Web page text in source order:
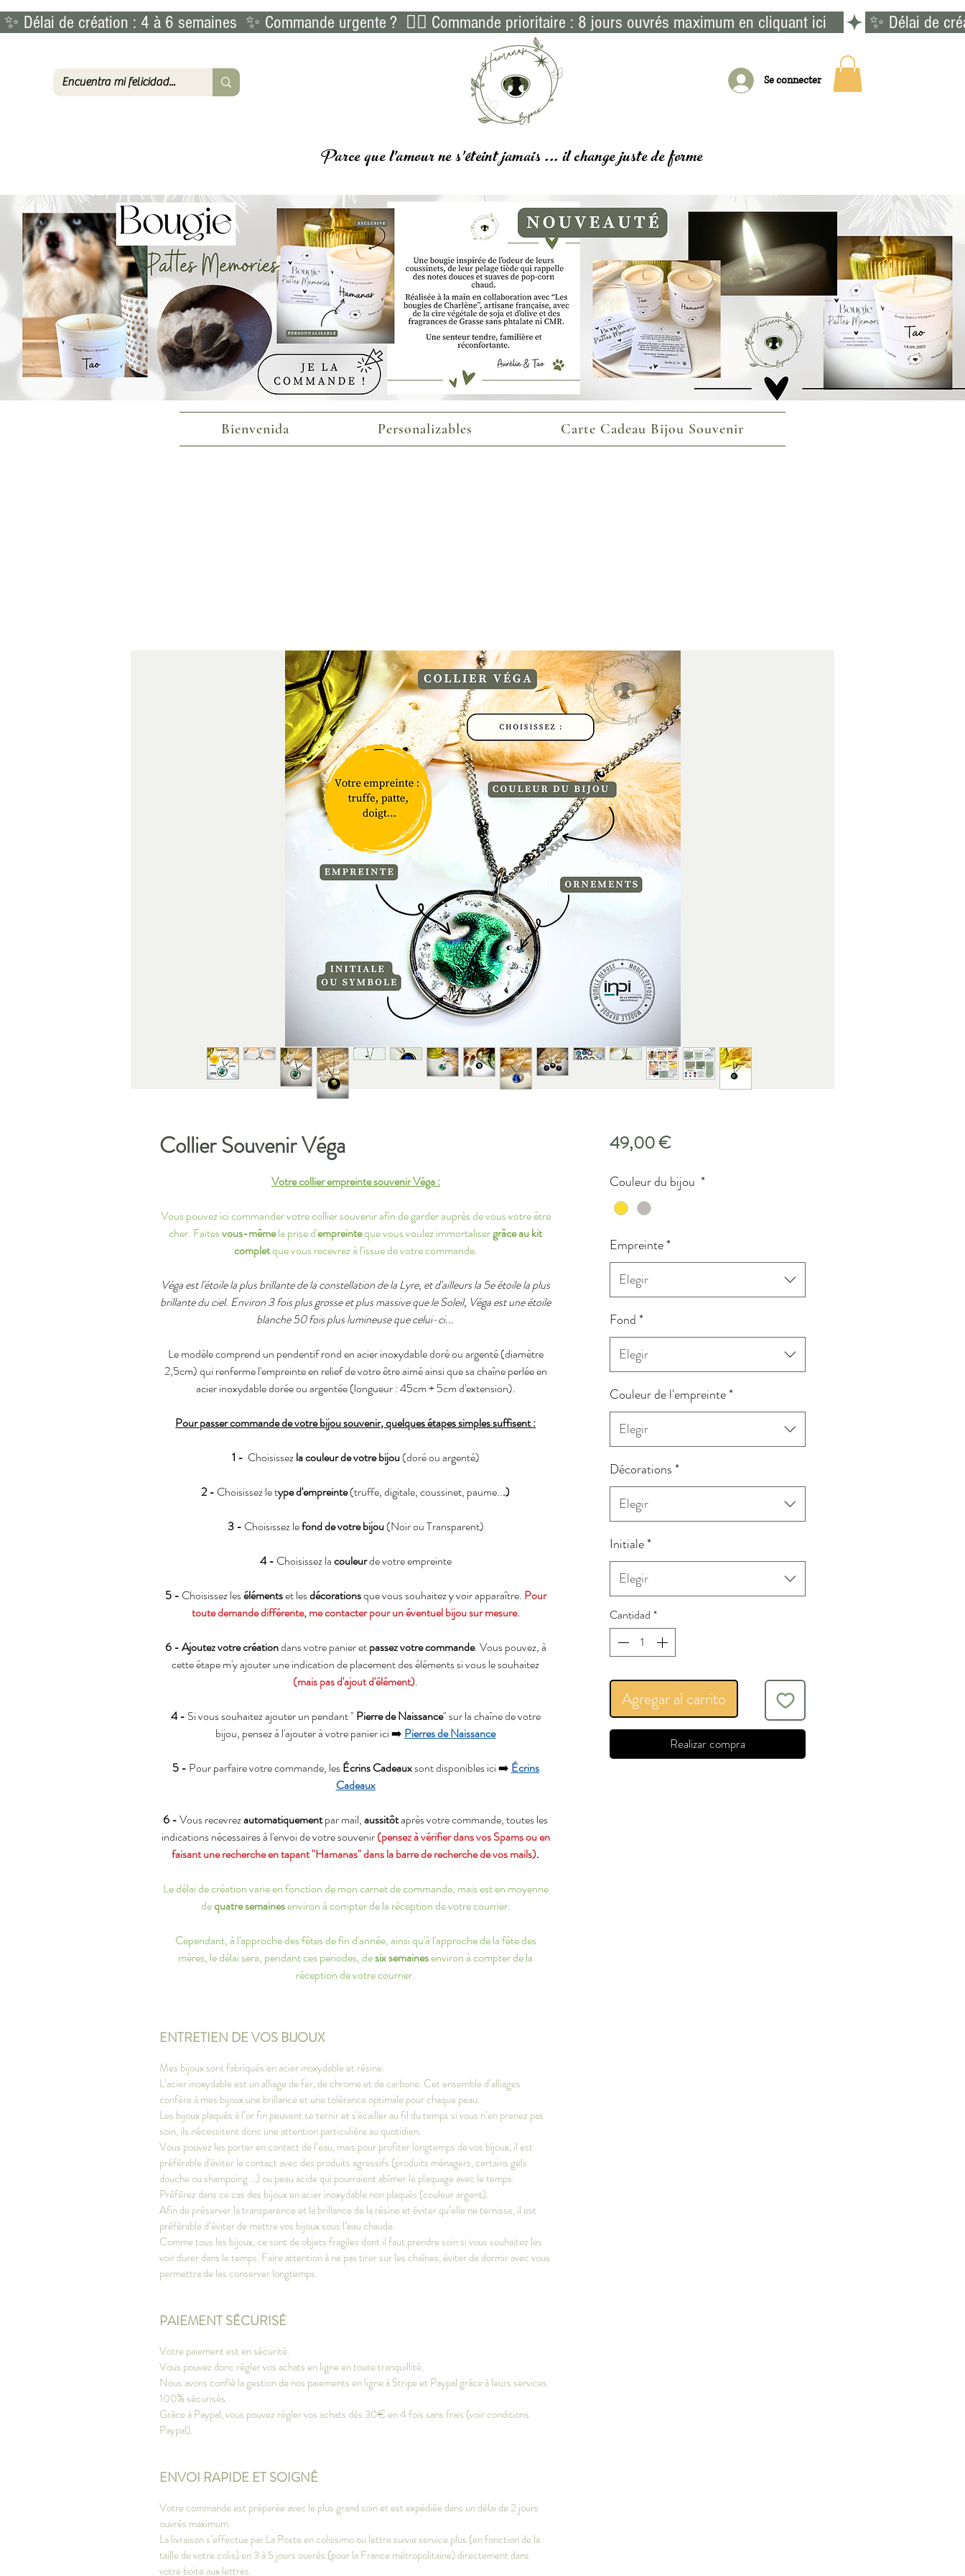
✨ Délai de création : 4 à 6 semaines  ✨ Commande urgente ?  👉🏻 Commande prioritaire : 8 jours ouvrés maximum en cliquant ici
Se connecter
Parce que l'amour ne s'éteint jamais ... ilchangejuste de forme
Bienvenida Personalizables Carte Cadeau Bijou Souvenir
Collier Souvenir Véga
Votre collier empreinte souvenir Véga :
Vous pouvez ici commander votre collier souvenir afin de garder auprès de vous votre être
cher. Faitesvous-mêmela prise d'empreinteque vous voulez immortalisergrâce au kit
completque vous recevrez à l'issue de votre commande.
Véga est l'étoile la plus brillante de la constellation de la Lyre, et d'ailleurs la 5e étoile la plus
brillante du ciel. Environ 3 fois plus grosse et plus massive que le Soleil, Véga est une étoile
blanche 50 fois plus lumineuse que celui-ci...
Le modèle comprend un pendentif rond enacier inoxydable doré ou argenté (diamètre
2,5cm) qui renferme l'empreinte en relief de votre être aimé ainsi que sa chaîne perlée en
acier inoxydable dorée ou argentée (longueur : 45cm + 5cm d'extension).
Pour passer commande de votre bijou souvenir, quelques étapes simples suffisent :
1 - Choisissezla couleur de votre bijou(doré ou argenté)
2 - Choisissez le type d'empreinte(truffe, digitale, coussinet, paume...)
3 - Choisissez lefond de votre bijou(Noir ou Transparent)
4 - Choisissez lacouleurde votre empreinte
5 - Choisissez lesélémentset lesdécorationsque vous souhaitez y voir apparaître. Pour
toute demande différente, me contacter pour un éventuel bijou sur mesure.
6 - Ajoutez votre créationdans votre panier etpassez votre commande. Vous pouvez, à
cette étape m'y ajouter une indication de placement des éléments si vous le souhaitez
(mais pas d'ajout d'élément).
4 - Si vous souhaitez ajouter un pendant " Pierre de Naissance" sur la chaîne de votre
bijou, pensez à l'ajouter à votre panier ici ➡️ Pierres de Naissance
5 - Pour parfaire votre commande, lesÉcrins Cadeauxsont disponibles ici ➡️ Écrins
Cadeaux
6 -Vous recevrezautomatiquementpar mail,aussitôtaprès votre commande, toutes les
indications nécessaires à l'envoi de votre souvenir(pensez à vérifier dans vos Spams ou en
faisant une recherche en tapant "Hamanas" dans la barre de recherche de vos mails).
Le délai de création varie en fonction de mon carnet de commande, mais est en moyenne
dequatre semainesenviron à compter de la réception de votre courrier.
Cependant, à l'approche des fêtes de fin d'année, ainsi qu'à l'approche de la fête des
mères, le délai sera, pendant ces periodes, desix semainesenviron à compter de la
réception de votre courrier.
ENTRETIEN DE VOS BIJOUX
Mes bijoux sont fabriqués en acier inoxydable et résine.
L’acier inoxydable est un alliage de fer, de chrome et de carbone. Cet ensemble d’alliages
confère à mes bijoux une brillance et une tolérance optimale pour chaque peau.
Les bijoux plaqués à l’or fin peuvent se ternir et s'écailler au fil du temps si vous n’en prenez pas
soin, ils nécessitent donc une attention particulière au quotidien.
Vous pouvez les porter en contact de l’eau, mais pour profiter longtemps de vos bijoux, il est
préférable d'éviter le contact avec des produits agressifs (produits ménagers, certains gels
douche ou shampoing ...) ou peau acide qui pourraient abîmer le plaquage avec le temps.
Préférez dans ce cas des bijoux en acier inoxydable non plaqués (couleur argent).
Afin de préserver la transparence et la brillance de la résine et éviter qu’elle ne ternisse, il est
préférable d’éviter de mettre vos bijoux sous l’eau chaude.
Comme tous les bijoux, ce sont de objets fragiles dont il faut prendre soin si vous souhaitez les
voir durer dans le temps. Faire attention à ne pas tirer sur les chaînes, éviter de dormir avec vous
permettra de les conserver longtemps.
PAIEMENT SÉCURISÉ
Votre paiement est en sécurité.
Vous pouvez donc régler vos achats en ligne en toute tranquillité.
Nous avons confié la gestion de nos paiements en ligne à Stripe et Paypal grâce à leurs services
100% sécurisés.
Grâce à Paypal, vous pouvez régler vos achats dès 30€ en 4 fois sans frais (voir conditions
Paypal).
ENVOI RAPIDE ET SOIGNÉ
Votre commande est préparée avec le plus grand soin et est expédiée dans un délai de 2 jours
ouvrés maximum.
La livraison s’effectue par La Poste en colissimo ou lettre suivie service plus (en fonction de la
taille de votre colis) en 3 à 5 jours ouvrés (pour la France métropolitaine) directement dans
votre boite aux lettres.
49,00 €Precio
Couleur du bijou *
Empreinte*
Elegir
Fond*
Elegir
Couleur de l'empreinte*
Elegir
Décorations*
Elegir
Initiale*
Elegir
Cantidad *
Agregar al carrito
Realizar compra